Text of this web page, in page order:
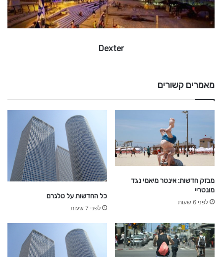
Dexter
מאמרים קשורים
מבזק חדשות: אינטר מיאמי נגד
מונטריי
לפני 6 שעות
כל החדשות על טלגרם
לפני 7 שעות